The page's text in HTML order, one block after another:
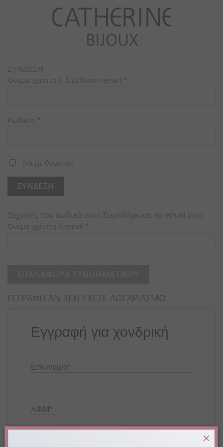
ΕΓΓΡΑΦΗ ΑΝ ΔΕΝ ΕΧΕΤΕ ΛΟΓΑΡΙΑΣΜΟ
Εγγραφή για χονδρική
Επωνυμία*
ΑΦΜ *
ΣΎΝΔΕΣΗ
Όνομα χρήστη ή διεύθυνση email *
Κωδικός *
Να με θυμάσαι
ΣΎΝΔΕΣΗ
Ξέχασες τον κωδικό σου; Συμπλήρωσε το email σου.
Όνομα χρήστη ή email *
×